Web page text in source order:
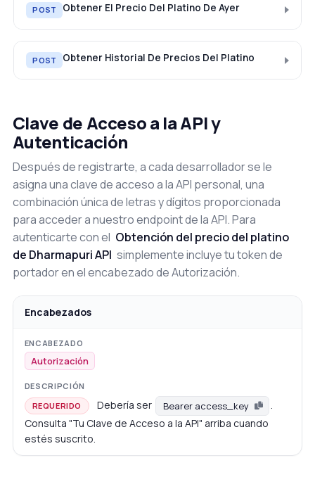
POST Obtener El Precio Del Platino De Ayer
POST Obtener Historial De Precios Del Platino
Clave de Acceso a la API y
Autenticación
Después de registrarte, a cada desarrollador se le
asigna una clave de acceso a la API personal, una
combinación única de letras y dígitos proporcionada
para acceder a nuestro endpoint de la API. Para
autenticarte con el Obtención del precio del platino
de Dharmapuri API simplemente incluye tu token de
portador en el encabezado de Autorización.
Encabezados
Autorización
REQUERIDO Debería ser Bearer access_key
.
Consulta "Tu Clave de Acceso a la API" arriba cuando
estés suscrito.